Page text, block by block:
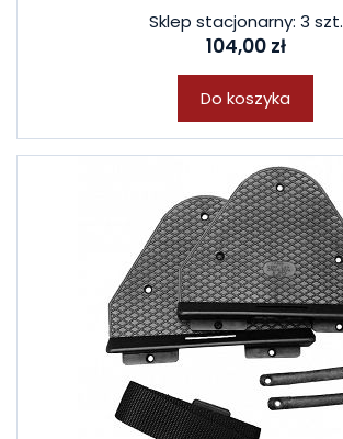
Sklep stacjonarny: 3 szt.
104,00 zł
Do koszyka